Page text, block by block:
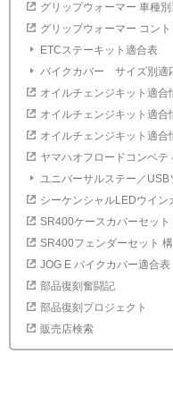
グリップウォーマー 車種
グリップウォーマー コン
ETCステーキット適合表
バイクカバー サイズ別適
オイルチェンジキット適合
オイルチェンジキット適合
オイルチェンジキット適合
ヤマハオフロードコンペ
ユニバーサルステー／USB
シーケンシャルLEDウイン
SR400ケースカバーセット
SR400フェンダーセット
JOG E バイクカバー適合表
部品復刻奮闘記
部品復刻プロジェクト
販売店検索